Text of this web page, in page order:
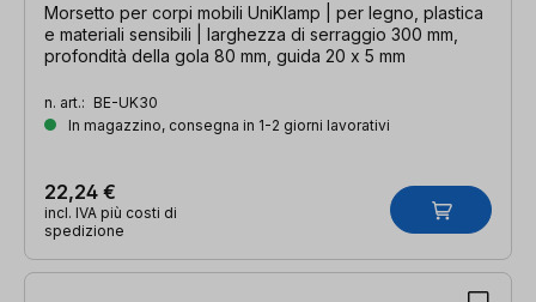
Morsetto per corpi mobili UniKlamp | per legno, plastica
e materiali sensibili | larghezza di serraggio 300 mm,
profondità della gola 80 mm, guida 20 x 5 mm
n. art.: BE-UK30
In magazzino, consegna in 1-2 giorni lavorativi
22,24 €
incl. IVA più costi di
spedizione